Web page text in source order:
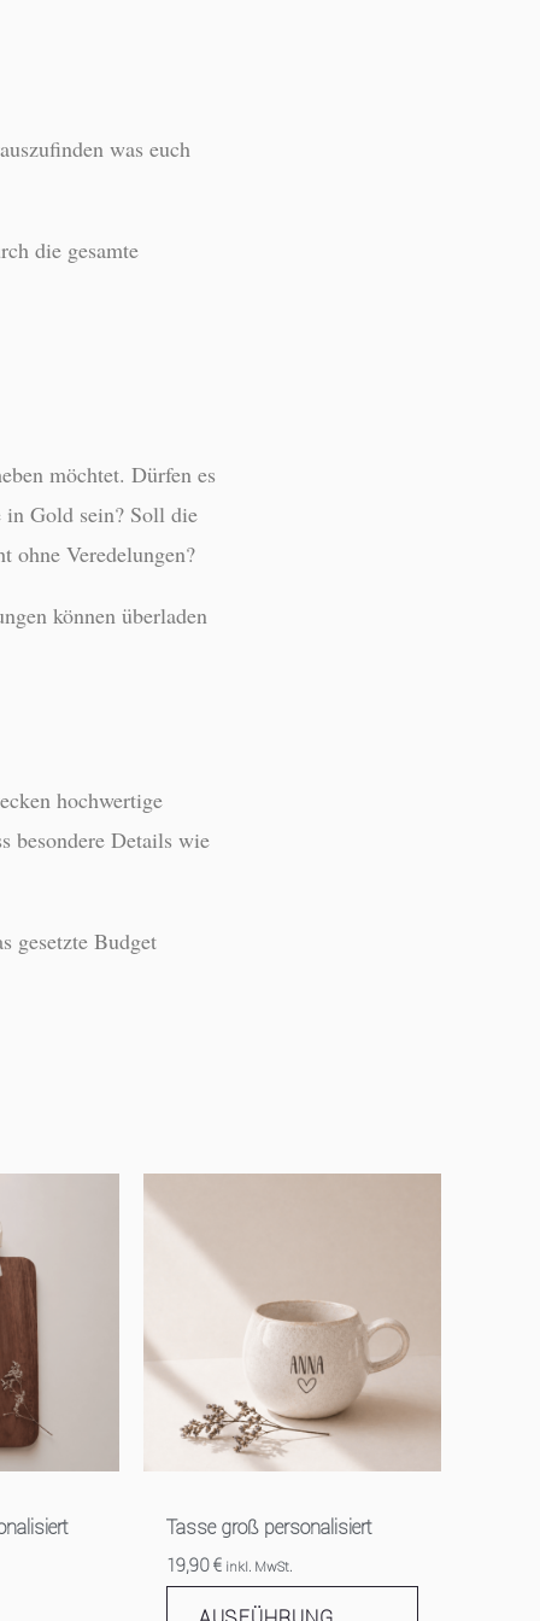
was euch
die gesamte
möchtet. Dürfen es
in Gold sein? Soll die
ohne Veredelungen?
können überladen
hochwertige
besondere Details wie
gesetzte Budget
Tasse groß personalisiert
19,90€ inkl. MwSt.
Die
Optionen
können